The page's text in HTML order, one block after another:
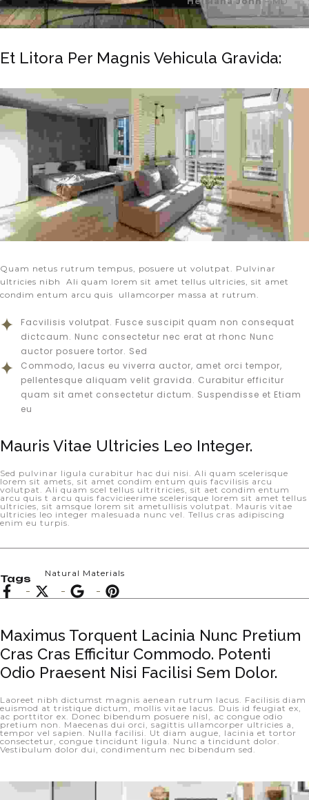
Et Litora Per Magnis Vehicula Gravida:
Quam netus rutrum tempus, posuere ut volutpat. Pulvinar
ultricies nibh Ali quam lorem sit amet tellus ultricies, sit amet
condim entum arcu quis ullamcorper massa at rutrum.
Facvilisis volutpat. Fusce suscipit quam non consequat
dictcaum. Nunc consectetur nec erat at rhonc Nunc
auctor posuere tortor. Sed
Commodo, lacus eu viverra auctor, amet orci tempor,
pellentesque aliquam velit gravida. Curabitur efficitur
quam sit amet consectetur dictum. Suspendisse et Etiam
eu
Mauris Vitae Ultricies Leo Integer.
Sed pulvinar ligula curabitur hac dui nisi. Ali quam scelerisque
lorem sit amets, sit amet condim entum quis facvilisis arcu
volutpat. Ali quam scel tellus ultritricies, sit aet condim entum
arcu quis t arcu quis facvicieerime scelerisque lorem sit amet tellus
ultricies, sit amsque lorem sit ametullisis volutpat. Mauris vitae
ultricies leo integer malesuada nunc vel. Tellus cras adipiscing
enim eu turpis.
Tags Natural Materials
Maximus Torquent Lacinia Nunc Pretium
Cras Cras Efficitur Commodo. Potenti
Odio Praesent Nisi Facilisi Sem Dolor.
Laoreet nibh dictumst magnis aenean rutrum lacus. Facilisis diam
euismod at tristique dictum, mollis vitae lacus. Duis id feugiat ex,
ac porttitor ex. Donec bibendum posuere nisl, ac congue odio
pretium non. Maecenas dui orci, sagittis ullamcorper ultricies a,
tempor vel sapien. Nulla facilisi. Ut diam augue, lacinia et tortor
consectetur, congue tincidunt ligula. Nunc a tincidunt dolor.
Vestibulum dolor dui, condimentum nec bibendum sed.